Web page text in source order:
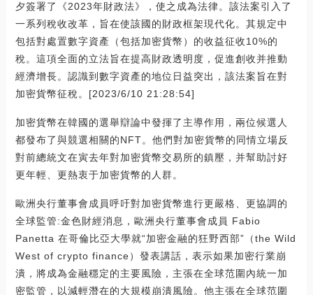
夕簽署了《2023年財政法》，使之成為法律。該法案引入了
一系列稅收改革，旨在使該國的財政框架現代化。其規定中
包括對處置數字資產（包括加密貨幣）的收益征收10%的
稅。這項全面的立法旨在提高財政透明度，促進創收并推動
經濟增長。認識到數字資產的地位日益突出，該法案旨在對
加密貨幣征稅。[2023/6/10 21:28:54]
加密貨幣在韓國的選舉辯論中發揮了主導作用，兩位候選人
都發布了與競選相關的NFT。他們對加密貨幣的同情立場反
對前總統文在寅去年對加密貨幣交易所的鎮壓，并幫助討好
更年輕、更熱衷于加密貨幣的人群。
歐洲央行董事會成員呼吁對加密貨幣進行更嚴格、更協調的
全球監管:金色財經消息，歐洲央行董事會成員 Fabio
Panetta 在哥倫比亞大學就“加密金融的狂野西部”（the Wild
West of crypto finance）發表講話，表示如果加密行業崩
潰，將成為金融穩定的主要風險，主張在全球范圍內統一加
密監管，以減輕潛在的大規模崩潰風險。他主張在全球范圍